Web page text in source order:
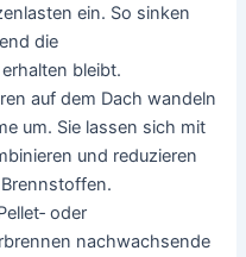
ein. So sinken
die
bleibt.
auf dem Dach wandeln
um. Sie lassen sich mit
und reduzieren
oder
nachwachsende